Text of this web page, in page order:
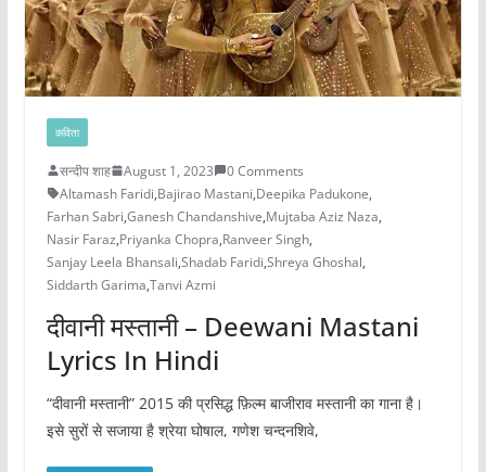
कविता
सन्दीप शाह August 1, 2023
0 Comments
Altamash Faridi,Bajirao Mastani,Deepika Padukone,
Farhan Sabri,Ganesh Chandanshive,Mujtaba Aziz Naza,
Nasir Faraz,Priyanka Chopra,Ranveer Singh,
Sanjay Leela Bhansali,Shadab Faridi,Shreya Ghoshal,
Siddarth Garima,Tanvi Azmi
दीवानी मस्तानी – Deewani Mastani
Lyrics In Hindi
“दीवानी मस्तानी” 2015 की प्रसिद्ध फ़िल्म बाजीराव मस्तानी का गाना है।
इसे सुरों से सजाया है श्रेया घोषाल, गणेश चन्दनशिवे,